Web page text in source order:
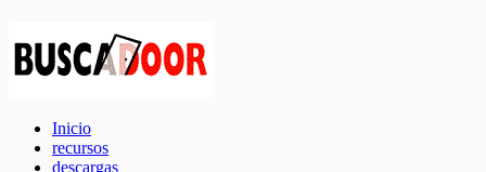
Inicio
recursos
descargas